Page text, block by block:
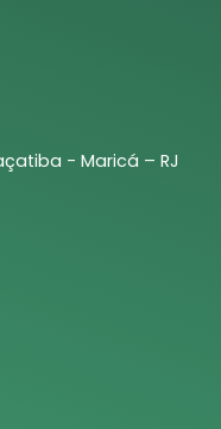
- Maricá – RJ